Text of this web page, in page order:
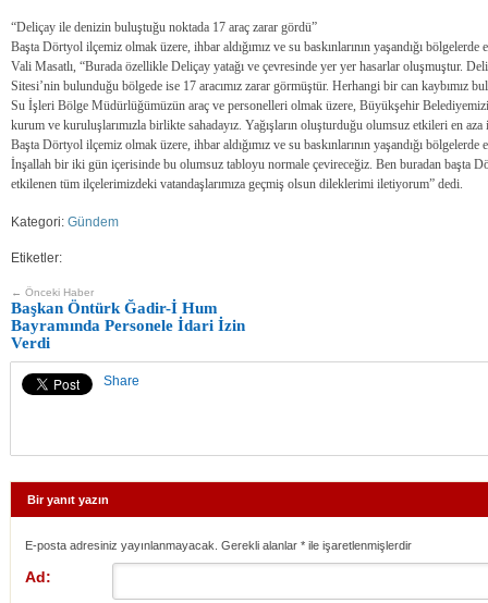
“Deliçay ile denizin buluştuğu noktada 17 araç zarar gördü”
Başta Dörtyol ilçemiz olmak üzere, ihbar aldığımız ve su baskınlarının yaşandığı
Vali Masatlı, “Burada özellikle Deliçay yatağı ve çevresinde yer yer hasarlar oluşmuştur.
Sitesi’nin bulunduğu bölgede ise 17 aracımız zarar görmüştür. Herhangi bir can kaybımız
Su İşleri Bölge Müdürlüğümüzün araç ve personelleri olmak üzere, Büyükşehir
kurum ve kuruluşlarımızla birlikte sahadayız. Yağışların oluşturduğu olumsuz etkileri en
Başta Dörtyol ilçemiz olmak üzere, ihbar aldığımız ve su baskınlarının yaşandığı
İnşallah bir iki gün içerisinde bu olumsuz tabloyu normale çevireceğiz. Ben buradan başta
etkilenen tüm ilçelerimizdeki vatandaşlarımıza geçmiş olsun dileklerimi iletiyorum” dedi.
Kategori: Gündem
Etiketler:
← Önceki Haber
Başkan Öntürk Ğadir-İ Hum
Bayramında Personele İdari İzin
Verdi
Share
Bir yanıt yazın
E-posta adresiniz yayınlanmayacak. Gerekli alanlar * ile işaretlenmişlerdir
Ad: